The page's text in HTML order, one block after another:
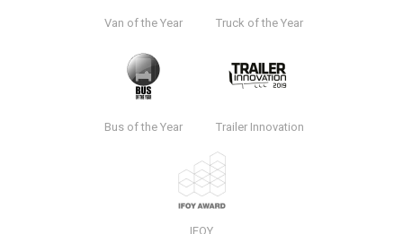
Van of the Year Truck of the Year
Bus of the Year Trailer Innovation
IFOY